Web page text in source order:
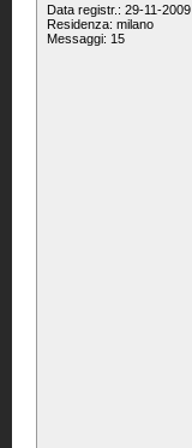
Data registr.: 29-11-2009
Residenza: milano
Messaggi: 15